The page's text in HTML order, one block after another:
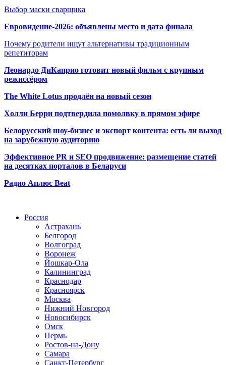
Выбор маски сварщика
Евровидение-2026: объявлены место и дата финала
Почему родители ищут альтернативы традиционным
репетиторам
Леонардо ДиКаприо готовит новый фильм с крупным
режиссёром
The White Lotus продлён на новый сезон
Холли Берри подтвердила помолвку в прямом эфире
Белорусский шоу-бизнес и экспорт контента: есть ли выход
на зарубежную аудиторию
Эффективное PR и SEO продвижение: размещение статей
на десятках порталов в Беларуси
Радио Аплюс Beat
Россия
Астрахань
Белгород
Волгоград
Воронеж
Йошкар-Ола
Калининград
Краснодар
Красноярск
Москва
Нижний Новгород
Новосибирск
Омск
Пермь
Ростов-на-Дону
Самара
Санкт-Петербург